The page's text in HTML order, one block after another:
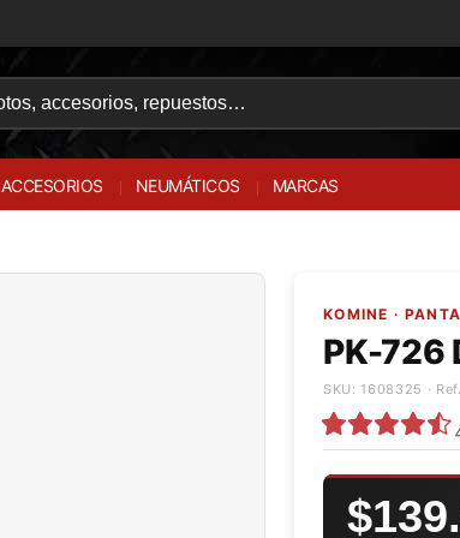
ACCESORIOS NEUMÁTICOS MARCAS
KOMINE ·
PK-726
SKU: 1608325 ·